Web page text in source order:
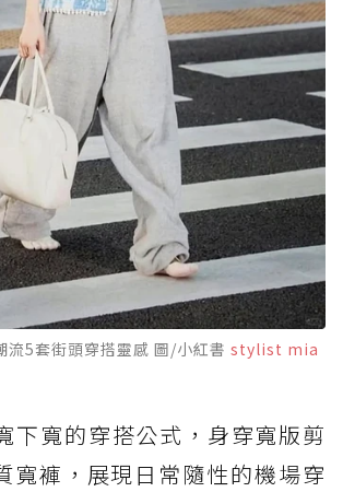
5套街頭穿搭靈感 圖/小紅書 stylist mia
下寬的穿搭公式，身穿寬版剪
寬褲，展現日常隨性的機場穿